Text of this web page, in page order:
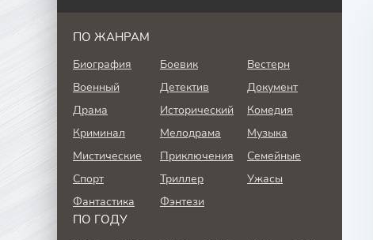
ПО ЖАНРАМ
Биография Боевик
Вестерн
Военный
Детектив
Документ
Драма
Исторический
Комедия
Криминал
Мелодрама
Музыка
Мистические
Приключения
Семейные
Спорт
Триллер
Ужасы
Фантастика
Фэнтези
ПО ГОДУ